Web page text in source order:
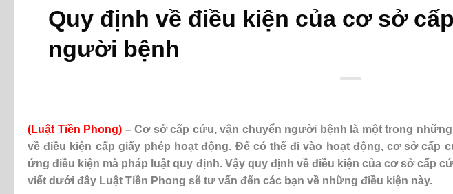
Quy định về điều kiện của cơ sở
người bệnh
(Luật Tiền Phong) – Cơ sở cấp cứu, vận chuyển người bệnh là một trong
về điều kiện cấp giấy phép hoạt động. Để có thể đi vào hoạt động, cơ sở cấp
ứng điều kiện mà pháp luật quy định. Vậy quy định về điều kiện của cơ sở cấp
viết dưới đây Luật Tiền Phong sẽ tư vấn đến các bạn về những điều kiện này.